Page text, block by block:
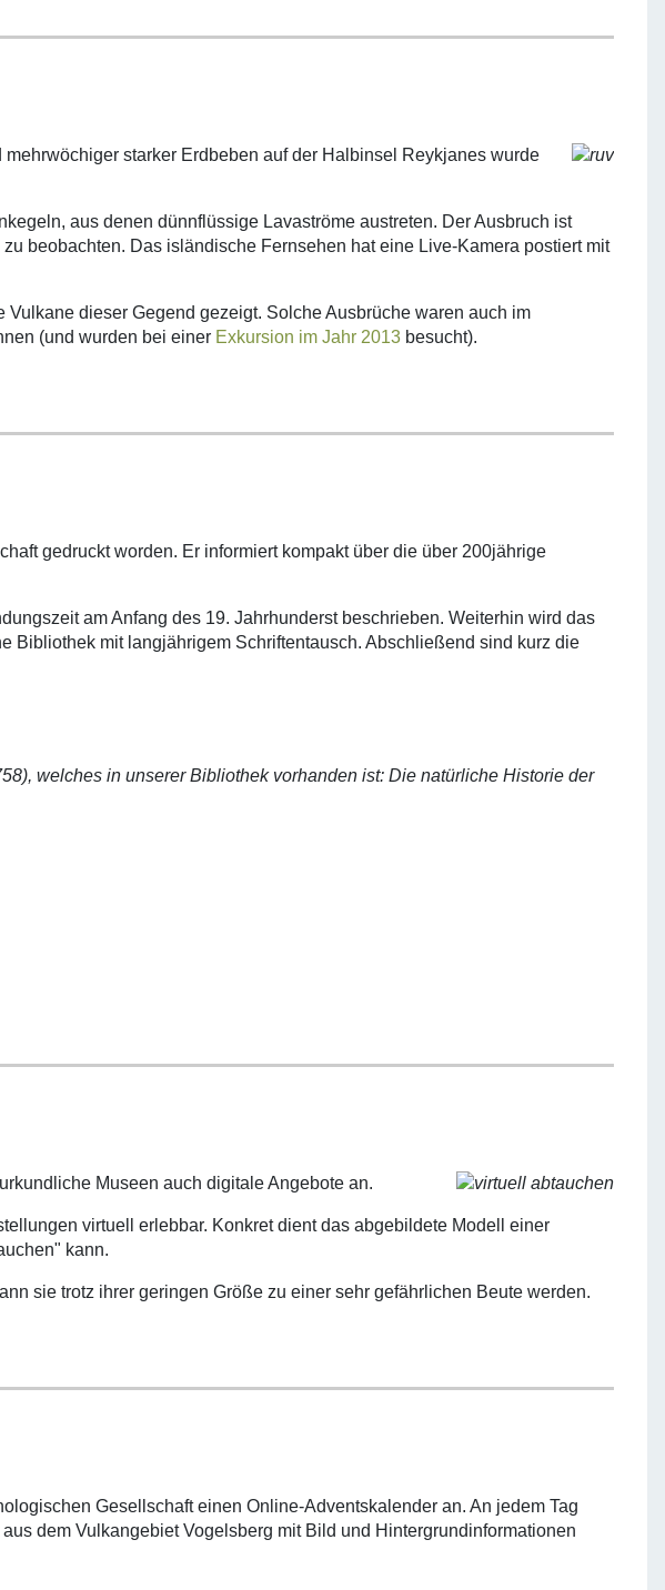
starker Erdbeben auf der Halbinsel Reykjanes wurde
aus denen dünnflüssige Lavaströme austreten. Der Ausbruch ist
beobachten. Das isländische Fernsehen hat eine Live-Kamera postiert mit
dieser Gegend gezeigt. Solche Ausbrüche waren auch im
(und wurden bei einer Exkursion im Jahr 2013 besucht).
gedruckt worden. Er informiert kompakt über die über 200jährige
am Anfang des 19. Jahrhunderst beschrieben. Weiterhin wird das
Bibliothek mit langjährigem Schriftentausch. Abschließend sind kurz die
welches in unserer Bibliothek vorhanden ist: Die natürliche Historie der
Museen auch digitale Angebote an.
virtuell erlebbar. Konkret dient das abgebildete Modell einer
kann.
sie trotz ihrer geringen Größe zu einer sehr gefährlichen Beute werden.
Gesellschaft einen Online-Adventskalender an. An jedem Tag
dem Vulkangebiet Vogelsberg mit Bild und Hintergrundinformationen